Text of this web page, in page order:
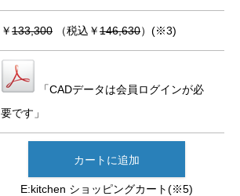
￥133,300 （税込￥146,630）(※3)
「CADデータは会員ログインが必
要です」
カートに追加
E:kitchen ショッピングカート(※5)